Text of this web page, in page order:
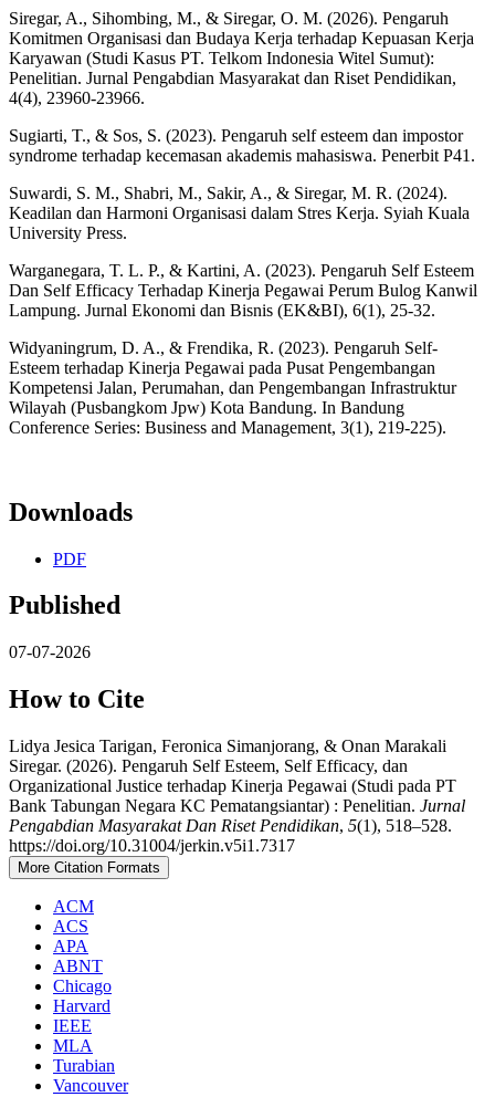
Siregar, A., Sihombing, M., & Siregar, O. M. (2026). Pengaruh
Komitmen Organisasi dan Budaya Kerja terhadap Kepuasan Kerja
Karyawan (Studi Kasus PT. Telkom Indonesia Witel Sumut):
Penelitian. Jurnal Pengabdian Masyarakat dan Riset Pendidikan,
4(4), 23960-23966.
Sugiarti, T., & Sos, S. (2023). Pengaruh self esteem dan impostor
syndrome terhadap kecemasan akademis mahasiswa. Penerbit P41.
Suwardi, S. M., Shabri, M., Sakir, A., & Siregar, M. R. (2024).
Keadilan dan Harmoni Organisasi dalam Stres Kerja. Syiah Kuala
University Press.
Warganegara, T. L. P., & Kartini, A. (2023). Pengaruh Self Esteem
Dan Self Efficacy Terhadap Kinerja Pegawai Perum Bulog Kanwil
Lampung. Jurnal Ekonomi dan Bisnis (EK&BI), 6(1), 25-32.
Widyaningrum, D. A., & Frendika, R. (2023). Pengaruh Self-
Esteem terhadap Kinerja Pegawai pada Pusat Pengembangan
Kompetensi Jalan, Perumahan, dan Pengembangan Infrastruktur
Wilayah (Pusbangkom Jpw) Kota Bandung. In Bandung
Conference Series: Business and Management, 3(1), 219-225).
Downloads
PDF
Published
07-07-2026
How to Cite
Lidya Jesica Tarigan, Feronica Simanjorang, & Onan Marakali
Siregar. (2026). Pengaruh Self Esteem, Self Efficacy, dan
Organizational Justice terhadap Kinerja Pegawai (Studi pada PT
Bank Tabungan Negara KC Pematangsiantar) : Penelitian. Jurnal
Pengabdian Masyarakat Dan Riset Pendidikan, 5(1), 518–528.
https://doi.org/10.31004/jerkin.v5i1.7317
More Citation Formats
ACM
ACS
APA
ABNT
Chicago
Harvard
IEEE
MLA
Turabian
Vancouver